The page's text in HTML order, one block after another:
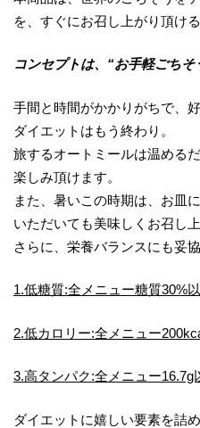
を、すぐにお召し上がり頂け
コンセプトは、“お手軽ごちそ
手間と時間がかかりがちで、
ダイエットはもう終わり。
旅するオートミールは温める
楽しみ頂けます。
また、暑いこの時期は、お皿
いただいても美味しくお召し
さらに、栄養バランスにも妥協
1.低糖質:全メニュー糖質30%
2.低カロリー:全メニュー
3.高タンパク:全メニュー16.7g
ダイエットに嬉しい要素を詰